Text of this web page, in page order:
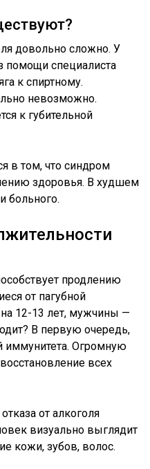
довольно сложно. У
помощи специалиста
к спиртному.
невозможно.
к губительной
в том, что синдром
здоровья. В худшем
больного.
продлению
от пагубной
12-13 лет, мужчины —
В первую очередь,
иммунитета. Огромную
всех
от алкоголя
визуально выглядит
кожи, зубов, волос.